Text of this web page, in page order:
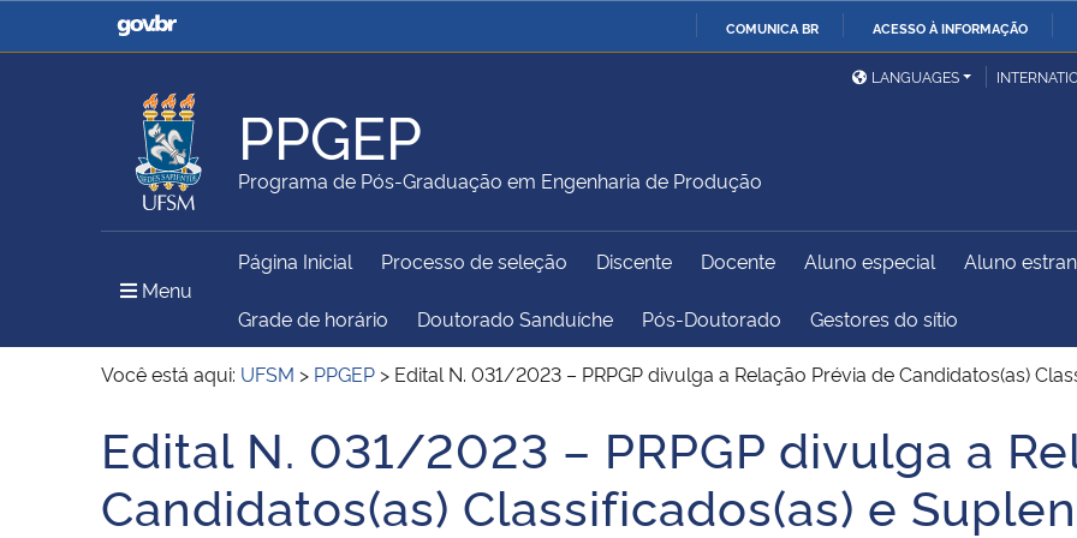
COMUNICA BR ACESSO À INFORMAÇÃO
Casa Civil
Ministério da Justiça e
Ministério da Defesa
Ministério das Relações
Exteriores
Ministério da Agricultura,
Pecuária e Abastecimento
Ministério da Educação
Ministério do Meio Ambiente
Desenvolvimento Regional
Controladoria-Geral da
União
Institucional
LANGUAGES
PPGEP
Programa de Pós-Graduação em Engenharia de Produção
Menu
Página Inicial Processo de seleção Discente Docente Aluno especial Aluno
Grade de horário Doutorado Sanduíche Pós-Doutorado Gestores do sítio
Você está aqui: UFSM > PPGEP > Edital N. 031/2023 – PRPGP divulga a Relação Prévia de Candidatos(as)
Início do conteúdo
Edital N. 031/2023 – PRPGP divulga a
Candidatos(as) Classificados(as) e